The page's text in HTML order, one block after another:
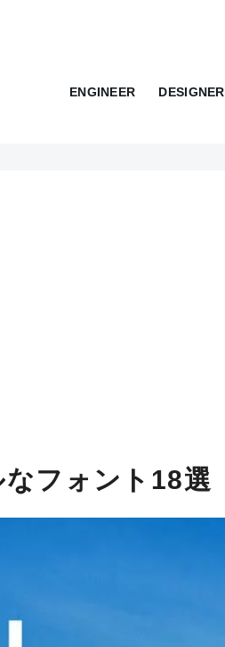
ENGINEER DESIGNER
なフォント18選